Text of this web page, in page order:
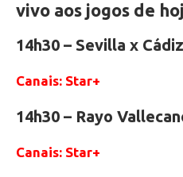
vivo aos jogos de
14h30 – Sevilla x
Canais: Star+
14h30 – Rayo
Canais: Star+